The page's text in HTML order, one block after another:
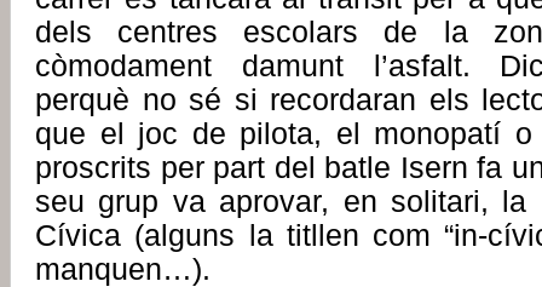
dels centres escolars de la
còmodament damunt l’asfalt.
perquè no sé si recordaran els
que el joc de pilota, el monopatí
proscrits per part del batle Isern fa
seu grup va aprovar, en solitari, la
Cívica (alguns la titllen com “in-
manquen…).